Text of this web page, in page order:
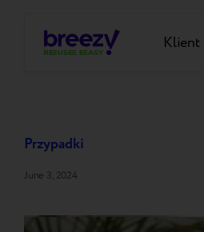
Przypadki
June 3, 2024